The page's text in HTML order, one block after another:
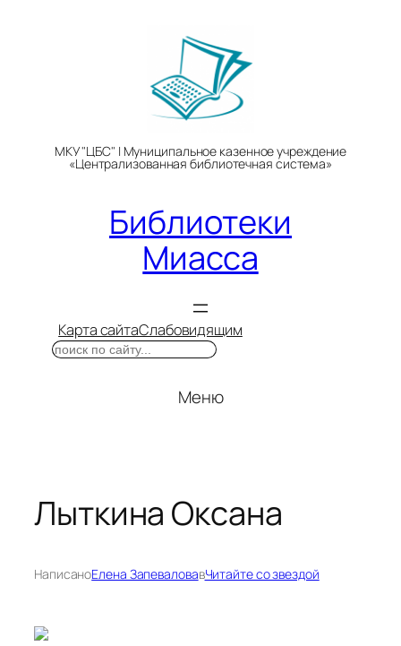
МКУ "ЦБС" | Муниципальное казенное учреждение
«Централизованная библиотечная система»
Библиотеки
Миасса
Карта сайтаСлабовидящим
Поиск
Меню
Лыткина Оксана
НаписаноЕлена ЗапеваловавЧитайте со звездой